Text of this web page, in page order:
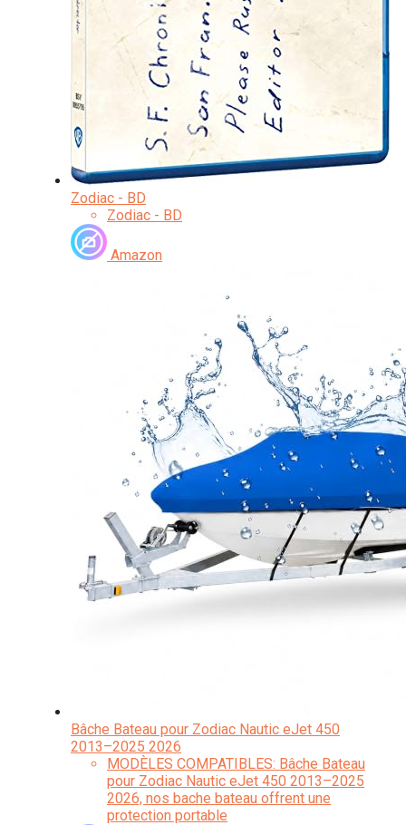
Zodiac - BD
Zodiac - BD
Amazon
Bâche Bateau pour Zodiac Nautic eJet 450
2013–2025 2026
MODÈLES COMPATIBLES: Bâche Bateau
pour Zodiac Nautic eJet 450 2013–2025
2026, nos bache bateau offrent une
protection portable